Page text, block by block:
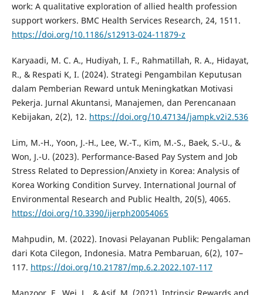
work: A qualitative exploration of allied health profession
support workers. BMC Health Services Research, 24, 1511.
https://doi.org/10.1186/s12913-024-11879-z
Karyaadi, M. C. A., Hudiyah, I. F., Rahmatillah, R. A., Hidayat,
R., & Respati K, I. (2024). Strategi Pengambilan Keputusan
dalam Pemberian Reward untuk Meningkatkan Motivasi
Pekerja. Jurnal Akuntansi, Manajemen, dan Perencanaan
Kebijakan, 2(2), 12. https://doi.org/10.47134/jampk.v2i2.536
Lim, M.-H., Yoon, J.-H., Lee, W.-T., Kim, M.-S., Baek, S.-U., &
Won, J.-U. (2023). Performance-Based Pay System and Job
Stress Related to Depression/Anxiety in Korea: Analysis of
Korea Working Condition Survey. International Journal of
Environmental Research and Public Health, 20(5), 4065.
https://doi.org/10.3390/ijerph20054065
Mahpudin, M. (2022). Inovasi Pelayanan Publik: Pengalaman
dari Kota Cilegon, Indonesia. Matra Pembaruan, 6(2), 107–
117. https://doi.org/10.21787/mp.6.2.2022.107-117